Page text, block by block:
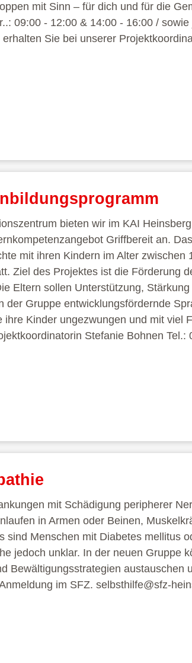
mit Sinn – für dich und für die
09:00 - 12:00 & 14:00 - 16:00 /
Sie bei unserer
bieten wir im KAI
Griffbereit an.
mit ihren Kindern im Alter zwischen
Ziel des Projektes ist die Förderung
Eltern sollen Unterstützung,
Gruppe entwicklungsfördernde
Kinder ungezwungen und mit viel
Stefanie Bohnen Tel.:
mit Schädigung peripherer
in Armen oder Beinen,
Menschen mit Diabetes mellitus
jedoch unklar. In der neuen Gruppe
Bewältigungsstrategien austauschen
im SFZ. selbsthilfe@sfz-